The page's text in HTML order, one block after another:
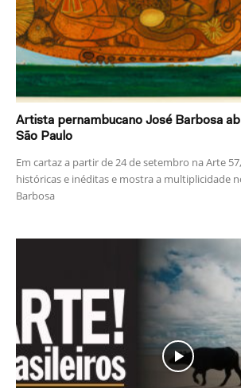
Artista pernambucano José Barbosa
São Paulo
Em cartaz a partir de 24 de setembro na Arte
históricas e inéditas e mostra a multiplicidade
Barbosa